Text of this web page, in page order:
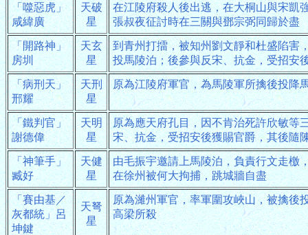
「噬惡虎」
咸緯廣
天破
星
在江陵府殺人後出逃，在大桐山與宋凱
張叔夜征討時在三關與鄧宗弼同歸於盡
「開路神」
房圳
天玄
星
到青州打擂，被知州劉文靜和杜盛陷害
投馬陵泊；後參與反宋、抗金，受招安
「病刑天」
邢耀
天刑
星
原為江陵府軍官，為馬陵軍所擒後投降
「鐵判官」
謝德偉
天明
星
原為應天府孔目，因不肯治死許欣敏等
宋、抗金，受招安後獲賜官爵，其後隨
「神筆手」
臧好
天健
星
由毛振宇邀請上馬陵泊，負責行文走檄
在徐州被何大拘捕，跳城牆自盡
「賽由基／
灰都統」呂
坤鍵
天弩
星
原為濰州軍官，率軍圍攻峽山，被擒後
高梁所殺